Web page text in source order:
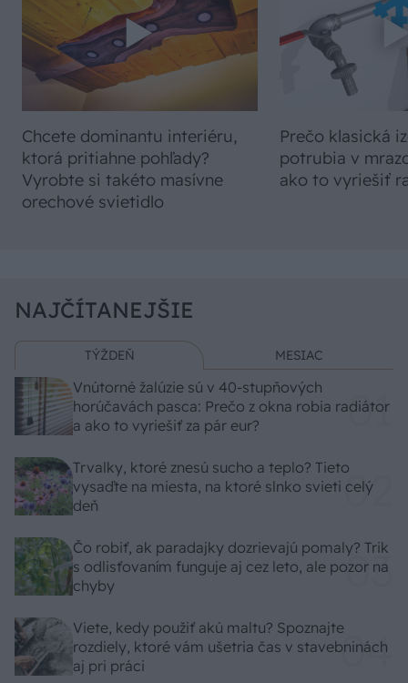
Chcete dominantu interiéru,
ktorá pritiahne pohľady?
Vyrobte si takéto masívne
orechové svietidlo
Prečo klasická
potrubia v
ako to vyriešiť
NAJČÍTANEJŠIE
TÝŽDEŇ MESIAC
Vnútorné žalúzie sú v 40-stupňových
horúčavách pasca: Prečo z okna robia radiátor
a ako to vyriešiť za pár eur?
Trvalky, ktoré znesú sucho a teplo? Tieto
vysaďte na miesta, na ktoré slnko svieti celý
deň
Čo robiť, ak paradajky dozrievajú pomaly? Trik
s odlisťovaním funguje aj cez leto, ale pozor na
chyby
Viete, kedy použiť akú maltu? Spoznajte
rozdiely, ktoré vám ušetria čas v stavebninách
aj pri práci